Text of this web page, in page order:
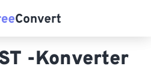
-Konverter